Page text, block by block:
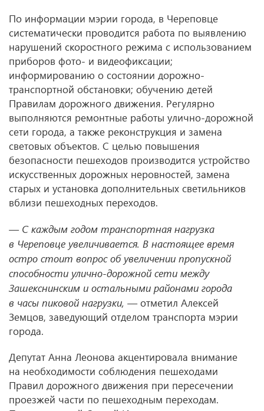
По информации мэрии города, в Череповце
систематически проводится работа по выявлению
нарушений скоростного режима с использованием
приборов фото- и видеофиксации;
информированию о состоянии дорожно-
транспортной обстановки; обучению детей
Правилам дорожного движения. Регулярно
выполняются ремонтные работы улично-дорожной
сети города, а также реконструкция и замена
световых объектов. С целью повышения
безопасности пешеходов производится устройство
искусственных дорожных неровностей, замена
старых и установка дополнительных светильников
вблизи пешеходных переходов.
— С каждым годом транспортная нагрузка
в Череповце увеличивается. В настоящее время
остро стоит вопрос об увеличении пропускной
способности улично-дорожной сети между
Зашекснинским и остальными районами города
в часы пиковой нагрузки, —отметил Алексей
Земцов, заведующий отделом транспорта мэрии
города.
Депутат Анна Леонова акцентировала внимание
на необходимости соблюдения пешеходами
Правил дорожного движения при пересечении
проезжей части по пешеходным переходам.